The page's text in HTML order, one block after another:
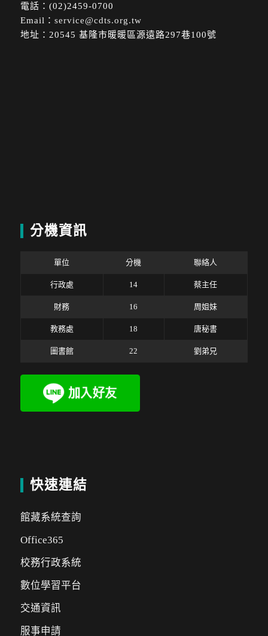
電話：(02)2459-0700
Email： service@cdts.org.tw
地址：20545 基隆市暖暖區源遠路297巷100號
分機資訊
單位 分機 聯絡人
行政處 14 蔡主任
財務 16 周姐妹
教務處 18 唐秘書
圖書館 22 劉弟兄
快速連結
館藏系統查詢
Office365
校務行政系統
數位學習平台
交通資訊
服事申請